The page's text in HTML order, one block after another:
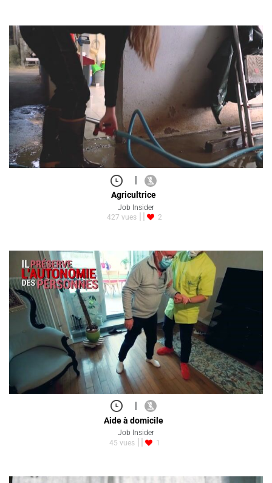
Agricultrice
Job Insider
427 vues
2
|
Aide à domicile
Job Insider
45 vues
1